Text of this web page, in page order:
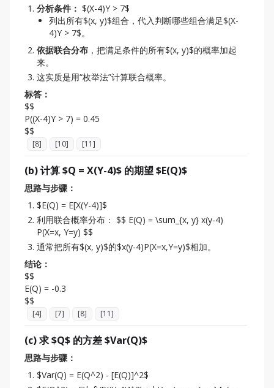
分析条件： $(X-4)Y > 7$
列出所有$(x, y)$组合，代入判断哪些组合满足$(X-
4)Y > 7$。
依据联合分布 ，把满足条件的所有$(x, y)$的概率加起
来。
这实质是用“枚举法”计算联合概率。
标答：
$$
P((X-4)Y > 7) = 0.45
[8] [10] [11]
(b) 计算 $Q = X(Y-4)$ 的期望 $E(Q)$
思路与步骤：
$E(Q) = E[X(Y-4)]$
利用联合概率分布： $$ E(Q) = \sum_{x, y} x(y-4)
P(X=x, Y=y) $$
通常把所有$(x, y)$的$x(y-4)P(X=x,Y=y)$相加。
结论：
$$
E(Q) = -0.3
[4] [7] [8] [11]
(c) 求 $Q$ 的方差 $Var(Q)$
思路与步骤：
$Var(Q) = E(Q^2) - [E(Q)]^2$